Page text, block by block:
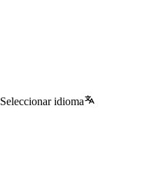
Seleccionar idioma